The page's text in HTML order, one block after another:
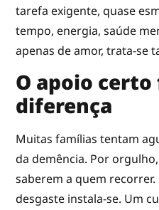
tarefa exigente, quase
tempo, energia, saúde
apenas de amor, trata-se
O apoio certo
diferença
Muitas famílias tentam
da demência. Por
saberem a quem
desgaste instala-se. Um